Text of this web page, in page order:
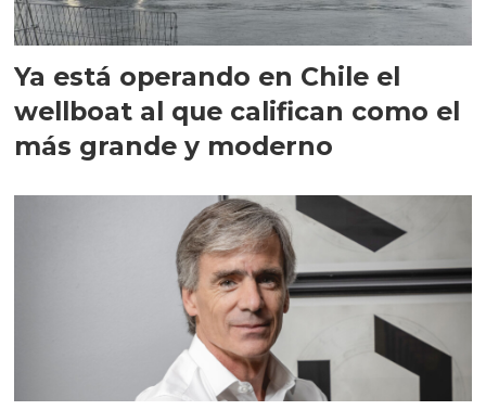
Ya está operando en Chile el
wellboat al que califican como el
más grande y moderno